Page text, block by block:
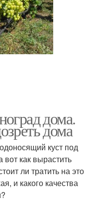
дома.
дома
куст под
как вырастить
ли тратить на это
и какого качества